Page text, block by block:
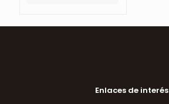
Enlaces de interés